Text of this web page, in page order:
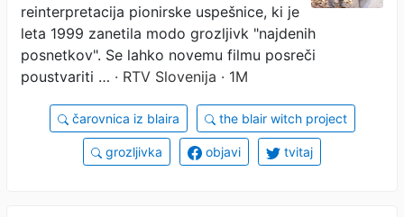
reinterpretacija pionirske uspešnice, ki je
leta 1999 zanetila modo grozljivk "najdenih
posnetkov". Se lahko novemu filmu posreči
poustvariti … · RTV Slovenija · 1M
čarovnica iz blaira the blair witch project
grozljivka objavi tvitaj